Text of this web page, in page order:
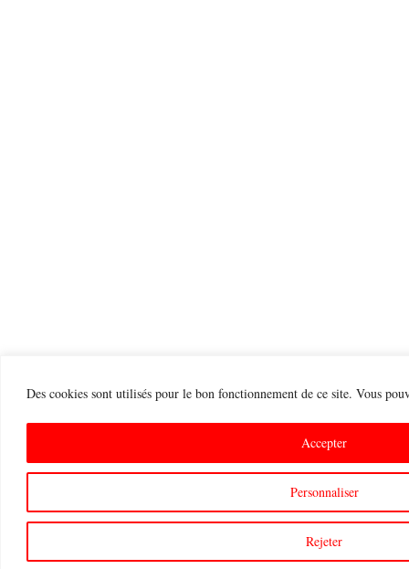
Des cookies sont utilisés pour le bon fonctionnement de ce site. Vous
Personnaliser
Rejeter
Accepter